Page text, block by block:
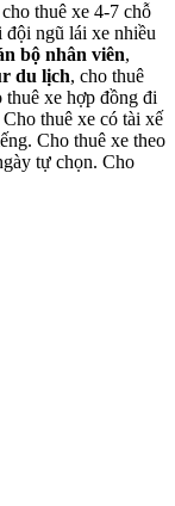
thuê xe 4-7 chỗ
đội ngũ lái xe nhiều
bộ nhân viên,
du lịch, cho thuê
thuê xe hợp đồng đi
thuê xe có tài xế
Cho thuê xe theo
tự chọn. Cho